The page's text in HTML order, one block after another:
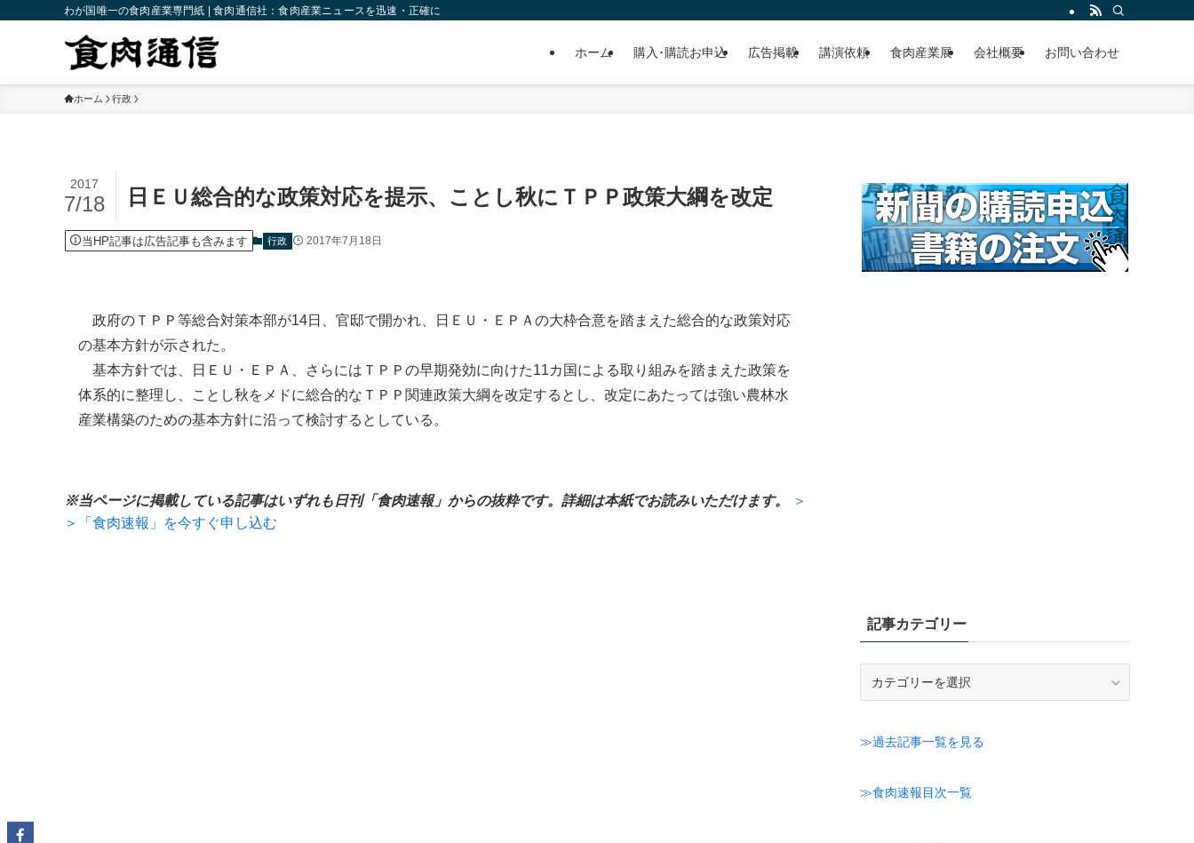
わが国唯一の食肉産業専門紙 | 食肉通信社：食肉産業ニュースを迅速・正確に
ホーム 購入･購読お申込 広告掲載 講演依頼 食肉産業展 会社概要 お問い合わせ
ホーム 行政
日ＥＵ総合的な政策対応を提示、ことし秋にＴＰＰ政策大綱を改定
2017
7/18
当HP記事は広告記事も含みます 行政 2017年7月18日
政府のＴＰＰ等総合対策本部が14日、官邸で開かれ、日ＥＵ・ＥＰＡの大枠合意を踏まえた総合的な政策対応
の基本方針が示された。
基本方針では、日ＥＵ・ＥＰＡ、さらにはＴＰＰの早期発効に向けた11カ国による取り組みを踏まえた政策を
体系的に整理し、ことし秋をメドに総合的なＴＰＰ関連政策大綱を改定するとし、改定にあたっては強い農林水
産業構築のための基本方針に沿って検討するとしている。
※当ページに掲載している記事はいずれも日刊「食肉速報」からの抜粋です。詳細は本紙でお読みいただけます。
＞
＞「食肉速報」を今すぐ申し込む
記事カテゴリー
ゴ
ー
≫過去記事一覧を見る
≫食肉速報目次一覧